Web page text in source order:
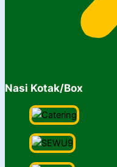
Nasi Kotak/Box